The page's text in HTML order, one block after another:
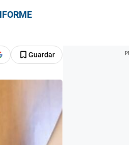
Guardar